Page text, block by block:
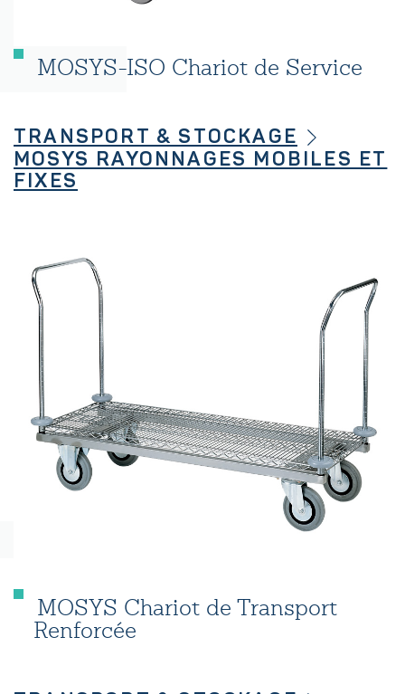
MOSYS-ISO Chariot de Service
TRANSPORT & STOCKAGE
MOSYS RAYONNAGES MOBILES ET
FIXES
MOSYS Chariot de Transport
Renforcée